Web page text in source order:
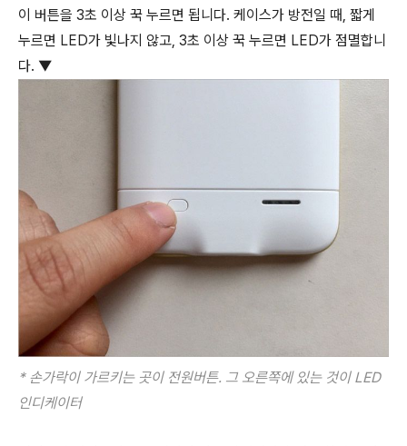
이 버튼을 3초 이상 꾹 누르면 됩니다. 케이스가 방전일 때, 짧게
누르면 LED가 빛나지 않고, 3초 이상 꾹 누르면 LED가 점멸합니
다. ▼
* 손가락이 가르키는 곳이 전원버튼. 그 오른쪽에 있는 것이 LED
인디케이터